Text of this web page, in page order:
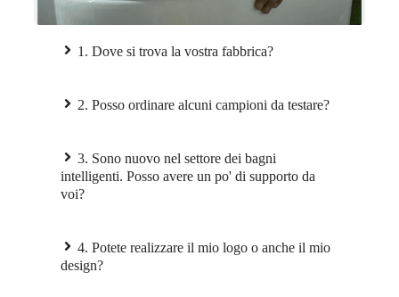
1. Dove si trova la vostra fabbrica?
2. Posso ordinare alcuni campioni da testare?
3. Sono nuovo nel settore dei bagni
intelligenti. Posso avere un po' di supporto da
voi?
4. Potete realizzare il mio logo o anche il mio
design?